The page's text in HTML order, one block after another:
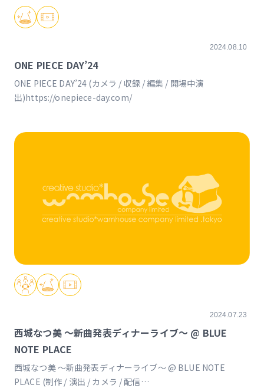
2024.08.10
ONE PIECE DAY’24
ONE PIECE DAY’24 (カメラ / 収録 / 編集 / 開場中演
出)https://onepiece-day.com/
2024.07.23
西城なつ美 〜新曲発表ディナーライブ〜 @ BLUE
NOTE PLACE
西城なつ美 〜新曲発表ディナーライブ〜 @ BLUE NOTE
PLACE (制作 / 演出 / カメラ / 配信